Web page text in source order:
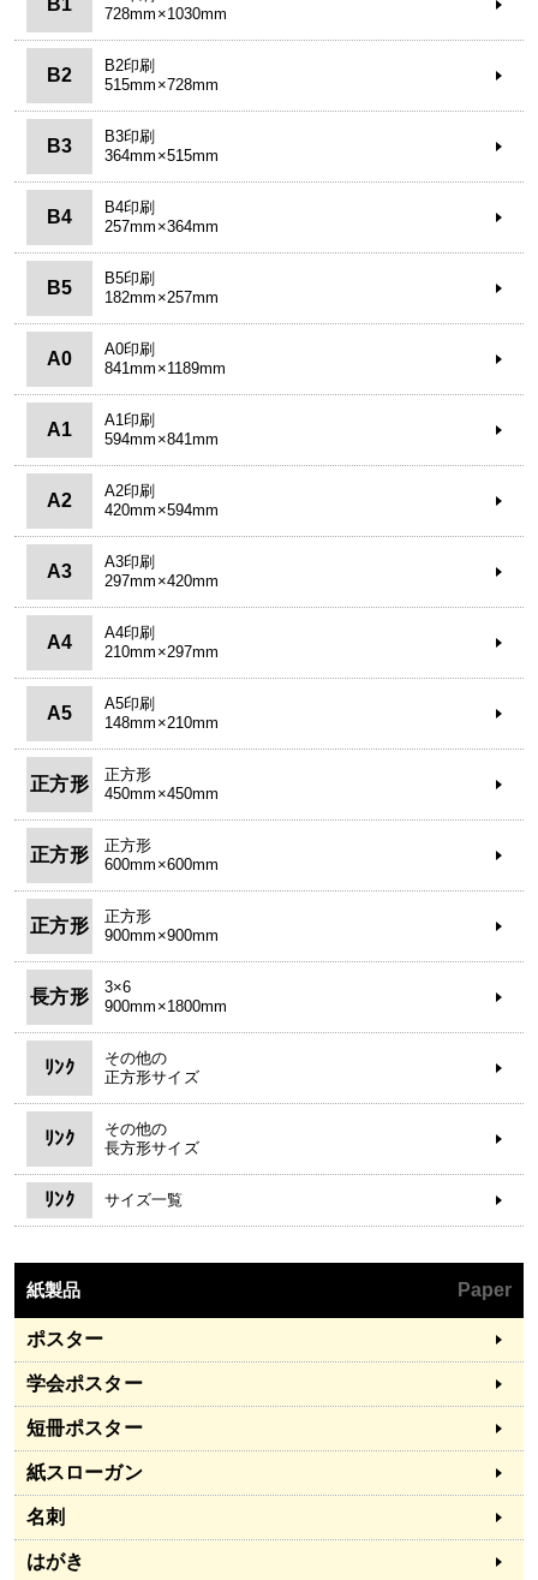
728mm×1030mm
B2
B2印刷
515mm×728mm
B3
B3印刷
364mm×515mm
B4
B4印刷
257mm×364mm
B5
B5印刷
182mm×257mm
A0
A0印刷
841mm×1189mm
A1
A1印刷
594mm×841mm
A2
A2印刷
420mm×594mm
A3
A3印刷
297mm×420mm
A4
A4印刷
210mm×297mm
A5
A5印刷
148mm×210mm
正方形
正方形
450mm×450mm
正方形
正方形
600mm×600mm
正方形
正方形
900mm×900mm
長方形
3×6
900mm×1800mm
ﾘﾝｸ
その他の
正方形サイズ
ﾘﾝｸ
その他の
長方形サイズ
ﾘﾝｸ サイズ一覧
紙製品 Paper
ポスター
学会ポスター
短冊ポスター
紙スローガン
名刺
はがき